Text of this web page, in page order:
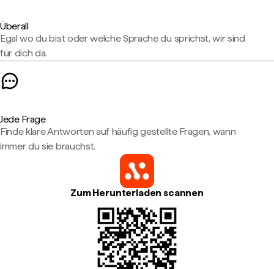
Überall
Egal wo du bist oder welche Sprache du sprichst, wir sind
für dich da.
Jede Frage
Finde klare Antworten auf häufig gestellte Fragen, wann
immer du sie brauchst.
Zum Herunterladen scannen